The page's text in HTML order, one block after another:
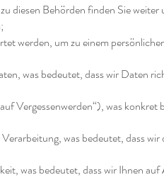
diesen Behörden finden Sie weiter
werden, um zu einem
was bedeutet, dass wir Daten
Vergessenwerden“), was konkret
was bedeutet, dass wir
was bedeutet, dass wir Ihnen auf